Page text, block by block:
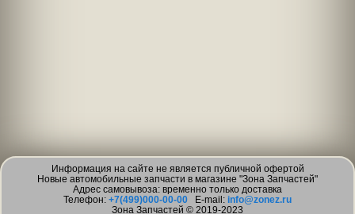
Информация на сайте не является публичной офертой
Новые автомобильные запчасти в магазине "Зона Запчастей"
Адрес самовывоза: временно только доставка
Телефон: +7(499)000-00-00 E-mail: info@zonez.ru
Зона Запчастей © 2019-2023